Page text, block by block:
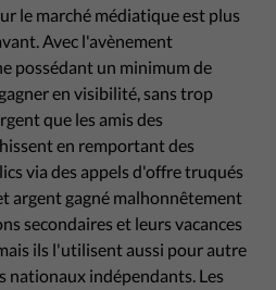
le marché médiatique est plus
Avec l'avènement
possédant un minimum de
en visibilité, sans trop
que les amis des
en remportant des
via des appels d'offre truqués
argent gagné malhonnêtement
secondaires et leurs vacances
ils l'utilisent aussi pour autre
nationaux indépendants. Les